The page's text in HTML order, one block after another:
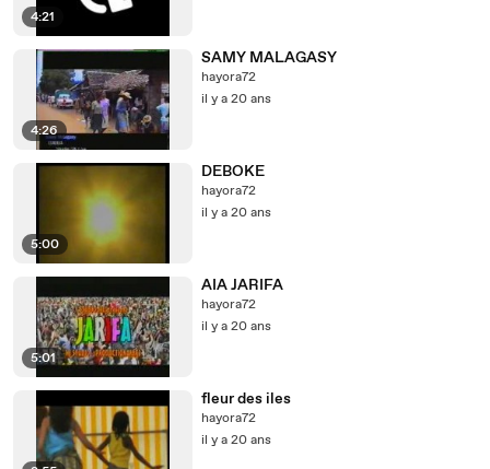
4:21
4:26
SAMY MALAGASY
hayora72
il y a 20 ans
5:00
DEBOKE
hayora72
il y a 20 ans
5:01
AIA JARIFA
hayora72
il y a 20 ans
fleur des iles
hayora72
il y a 20 ans